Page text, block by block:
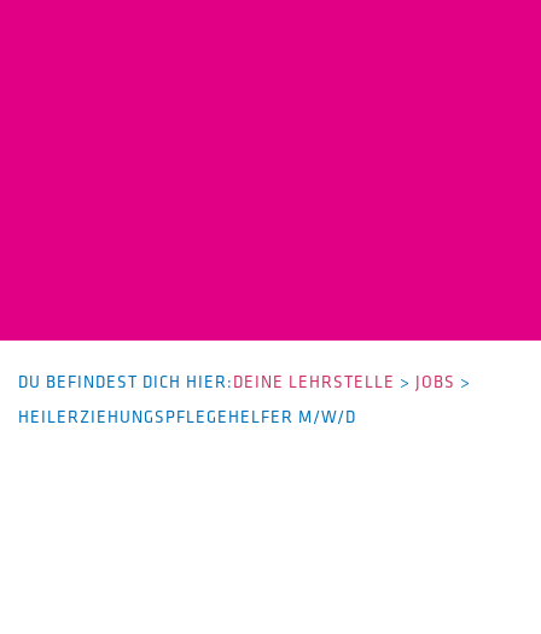
DU BEFINDEST DICH HIER:DEINE LEHRSTELLE > JOBS >
HEILERZIEHUNGSPFLEGEHELFER M/W/D